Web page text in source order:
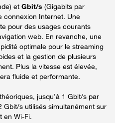
et Gbit/s (Gigabits par
connexion Internet. Une
pour des usages courants
web. En revanche, une
optimale pour le streaming
et la gestion de plusieurs
Plus la vitesse est élevée,
fluide et performante.
jusqu’à 1 Gbit/s par
Gbit/s utilisés simultanément sur
en Wi-Fi.